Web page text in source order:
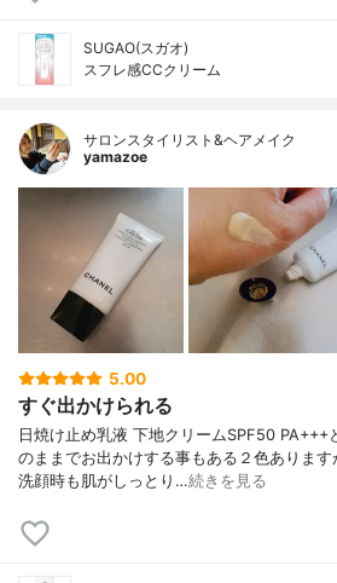
SUGAO(スガオ)
スフレ感CCクリーム
サロンスタイリスト&ヘアメイク
yamazoe
5.00
すぐ出かけられる
日焼け止め乳液 下地クリームSPF50 PA+++
のままでお出かけする事もある２色ありま
洗顔時も肌がしっとり…続きを見る